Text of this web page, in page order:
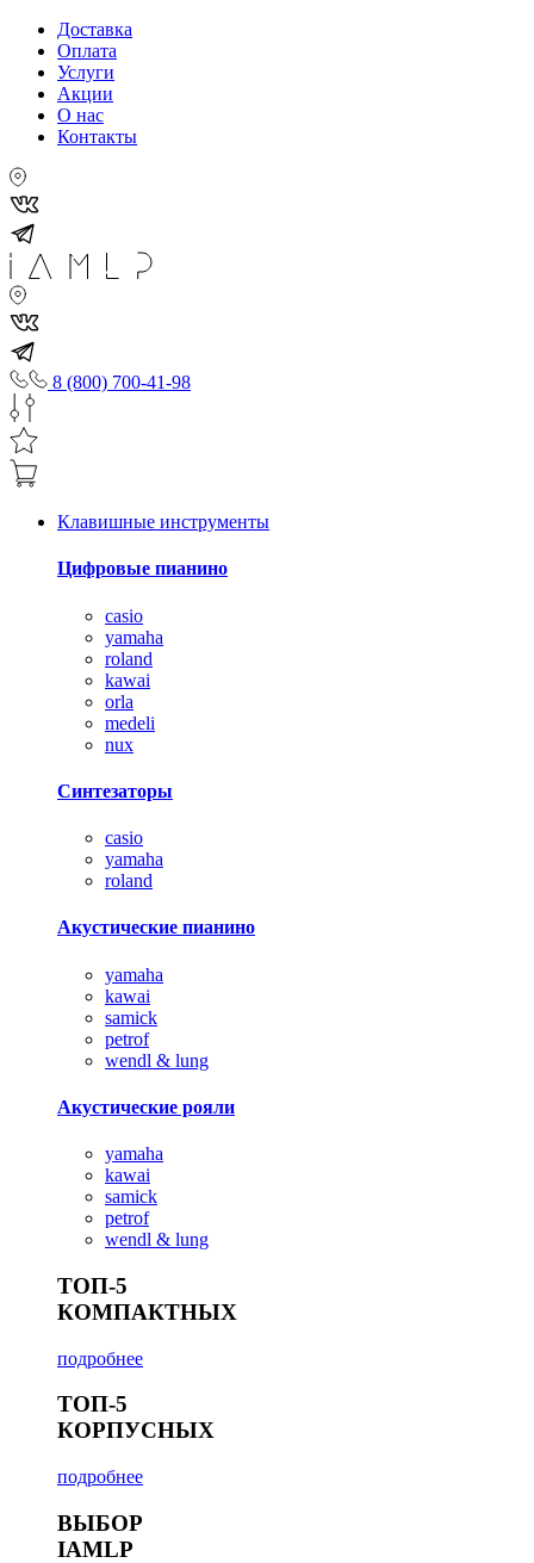
Доставка
Оплата
Услуги
Акции
О нас
Контакты
8 (800) 700-41-98
Клавишные инструменты
Цифровые пианино
casio
yamaha
roland
kawai
orla
medeli
nux
Синтезаторы
casio
yamaha
roland
Акустические пианино
yamaha
kawai
samick
petrof
wendl & lung
Акустические рояли
yamaha
kawai
samick
petrof
wendl & lung
ТОП-5
КОМПАКТНЫХ
подробнее
ТОП-5
КОРПУСНЫХ
подробнее
ВЫБОР
IAMLP